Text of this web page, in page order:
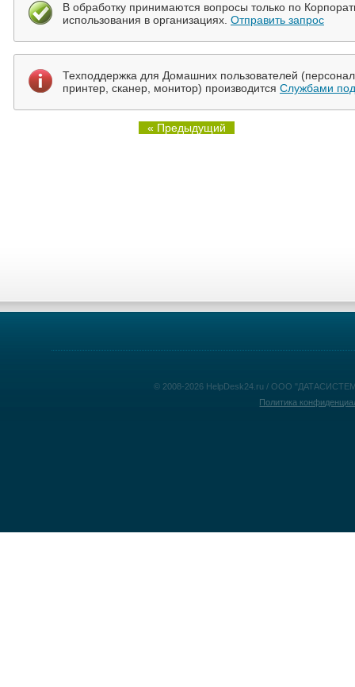
В обработку принимаются вопросы только по
использования в организациях. Отправить запрос
Техподдержка для Домашних пользователей
принтер, сканер, монитор) производится Службами
« Предыдущий
© 2008-2026 HelpDesk24.ru / ООО
Политика